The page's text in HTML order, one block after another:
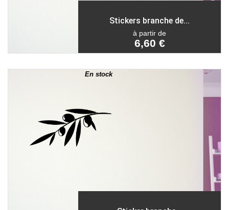
Stickers branche de...
à partir de
6,60 €
En stock